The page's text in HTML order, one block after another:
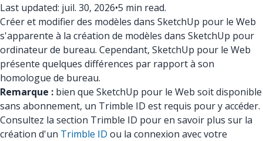
Last updated: juil. 30, 2026•5 min read.
Créer et modifier des modèles dans SketchUp pour le Web
s'apparente à la création de modèles dans SketchUp pour
ordinateur de bureau. Cependant, SketchUp pour le Web
présente quelques différences par rapport à son
homologue de bureau.
Remarque : bien que SketchUp pour le Web soit disponible
sans abonnement, un Trimble ID est requis pour y accéder.
Consultez la section Trimble ID pour en savoir plus sur la
création d'un Trimble ID ou la connexion avec votre